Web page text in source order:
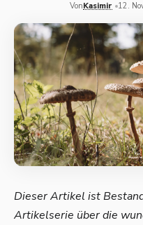
VonKasimir 12.
Dieser Artikel ist
Artikelserie über die